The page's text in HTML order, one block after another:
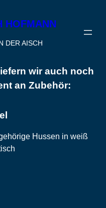
HOFMANN
DER AISCH
wir auch noch
an Zubehör:
Hussen in weiß